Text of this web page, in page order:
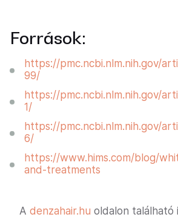
Források:
https://pmc.ncbi.nlm.nih.gov/
99/
https://pmc.ncbi.nlm.nih.gov/
1/
https://pmc.ncbi.nlm.nih.gov/
6/
https://www.hims.com/blog/
and-treatments
A denzahair.hu oldalon található